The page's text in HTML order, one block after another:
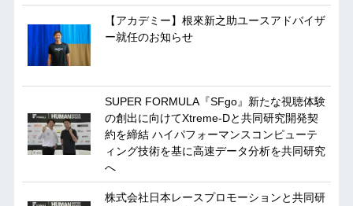
【アカデミー】根來新之助ユースアドバイザ
ー就任のお知らせ
SUPER FORMULA『SFgo』新たな視聴体験
の創出に向けてXtreme-Dと共同研究開発契
約を締結 ハイパフォーマンスコンピューテ
ィング技術を基に⾼速データ分析を共同研究
へ
株式会社日本レースプロモーションと共同研